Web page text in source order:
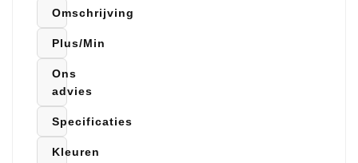
Omschrijving
Plus/Min
Ons
advies
Specificaties
Kleuren